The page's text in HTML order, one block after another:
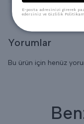
Yorumlar
Bu ürün için henüz
E-posta adresinizi girerek
edersiniz ve Gizlilik